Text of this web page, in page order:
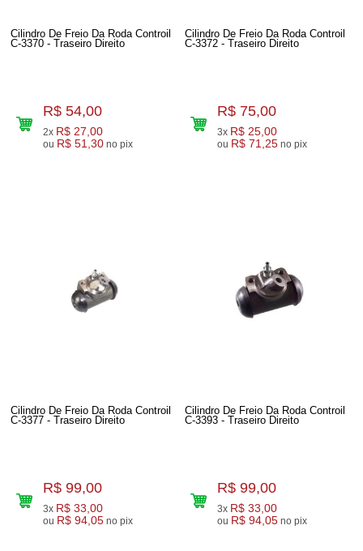
Cilindro De Freio Da Roda Controil
C-3370 - Traseiro Direito
R$ 54,00
2x R$ 27,00
ou R$ 51,30 no pix
Cilindro De Freio Da Roda Controil
C-3372 - Traseiro Direito
R$ 75,00
3x R$ 25,00
ou R$ 71,25 no pix
Cilindro De Freio Da Roda Controil
C-3377 - Traseiro Direito
R$ 99,00
3x R$ 33,00
ou R$ 94,05 no pix
Cilindro De Freio Da Roda Controil
C-3393 - Traseiro Direito
R$ 99,00
3x R$ 33,00
ou R$ 94,05 no pix